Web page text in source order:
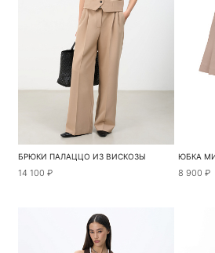
БРЮКИ ПАЛАЦЦО ИЗ ВИСКОЗЫ
14 100 ₽ 8 900 ₽